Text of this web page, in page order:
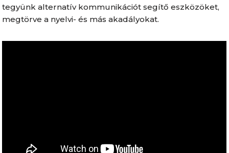
tegyünk alternatív kommunikációt segítő eszközöket,
megtörve a nyelvi- és más akadályokat.